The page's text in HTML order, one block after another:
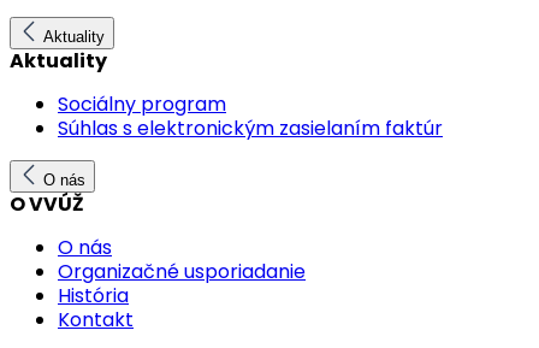
Aktuality
Aktuality
Sociálny program
Súhlas s elektronickým zasielaním faktúr
O nás
O VVÚŽ
O nás
Organizačné usporiadanie
História
Kontakt